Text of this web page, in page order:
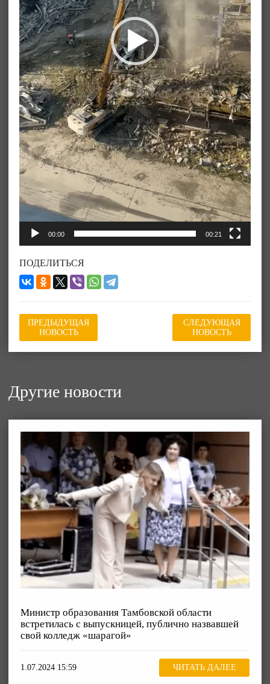
00:00 00:21
ПОДЕЛИТЬСЯ
ПРЕДЫДУЩАЯ
НОВОСТЬ
СЛЕДУЮЩАЯ
НОВОСТЬ
Другие новости
Министр образования Тамбовской области
встретилась с выпускницей, публично назвавшей
свой колледж «шарагой»
1.07.2024 15:59 ЧИТАТЬ ДАЛЕЕ